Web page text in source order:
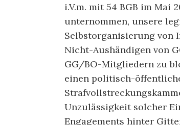
i.V.m. mit 54 BGB im Mai
unternommen, unsere
Selbstorganisierung von
Nicht-Aushändigen von
GG/BO-Mitgliedern zu
einen politisch-
Unzulässigkeit solcher
Engagements hinter